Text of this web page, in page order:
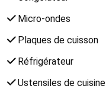
Micro-ondes
Plaques de cuisson
Réfrigérateur
Ustensiles de cuisine